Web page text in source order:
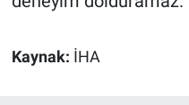
Kaynak: İHA